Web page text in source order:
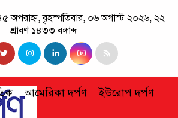
অপরাহ্ন, বৃহস্পতিবার, ০৬ অগাস্ট ২০২৬, ২২
শ্রাবণ ১৪৩৩ বঙ্গাব্দ
আমেরিকা দর্পণ ইউরোপ দর্পণ